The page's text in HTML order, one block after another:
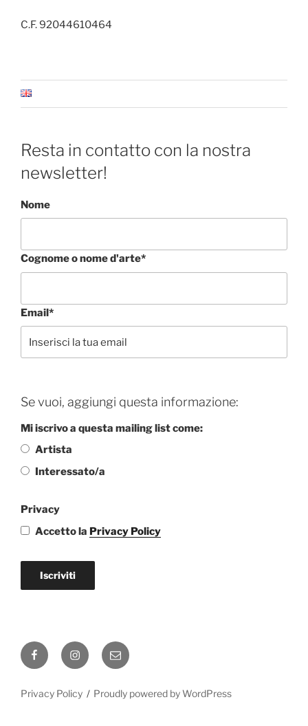
C.F. 92044610464
Resta in contatto con la nostra
newsletter!
Nome
Cognome o nome d'arte*
Email*
Se vuoi, aggiungi questa informazione:
Mi iscrivo a questa mailing list come:
Artista
Interessato/a
Privacy
Accetto la Privacy Policy
Iscriviti
FacebookInstagramEmail
Privacy Policy Proudly powered by WordPress